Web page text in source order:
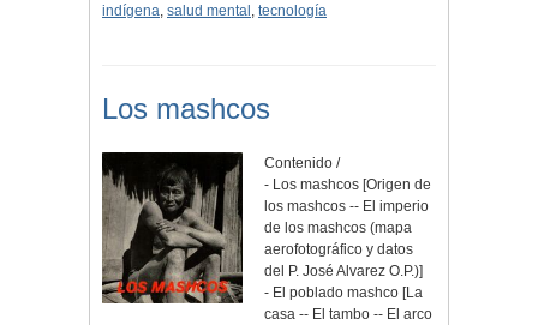
indígena, salud mental , tecnología
Los mashcos
Contenido /
- Los mashcos [Origen de
los mashcos -- El imperio
de los mashcos (mapa
aerofotográfico y datos
del P. José Alvarez O.P.)]
- El poblado mashco [La
casa -- El tambo -- El arco